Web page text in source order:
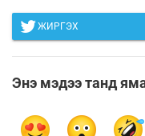
ЖИРГЭХ
Энэ мэдээ танд